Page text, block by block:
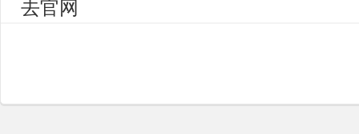
去官网